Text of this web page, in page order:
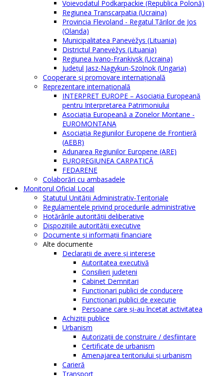
Voievodatul Podkarpackie (Republica Polonă)
Regiunea Transcarpatia (Ucraina)
Provincia Flevoland - Regatul Ţărilor de Jos
(Olanda)
Municipalitatea Panevėžys (Lituania)
Districtul Panevėžys (Lituania)
Regiunea Ivano-Frankivsk (Ucraina)
Judeţul Jasz-Nagykun-Szolnok (Ungaria)
Cooperare şi promovare internaţională
Reprezentare internaţională
INTERPRET EUROPE – Asociația Europeană
pentru Interpretarea Patrimoniului
Asociația Europeană a Zonelor Montane -
EUROMONTANA
Asociația Regiunilor Europene de Frontieră
(AEBR)
Adunarea Regiunilor Europene (ARE)
EUROREGIUNEA CARPATICĂ
FEDARENE
Colaborări cu ambasadele
Monitorul Oficial Local
Statutul Unităţii Administrativ-Teritoriale
Regulamentele privind procedurile administrative
Hotărârile autorităţii deliberative
Dispoziţiile autorităţii executive
Documente şi informaţii financiare
Alte documente
Declaraţii de avere şi interese
Autoritatea executivă
Consilieri judeţeni
Cabinet Demnitari
Funcţionari publici de conducere
Funcționari publici de execuție
Persoane care şi-au încetat activitatea
Achiziţii publice
Urbanism
Autorizații de construire / desființare
Certificate de urbanism
Amenajarea teritoriului şi urbanism
Carieră
Transport